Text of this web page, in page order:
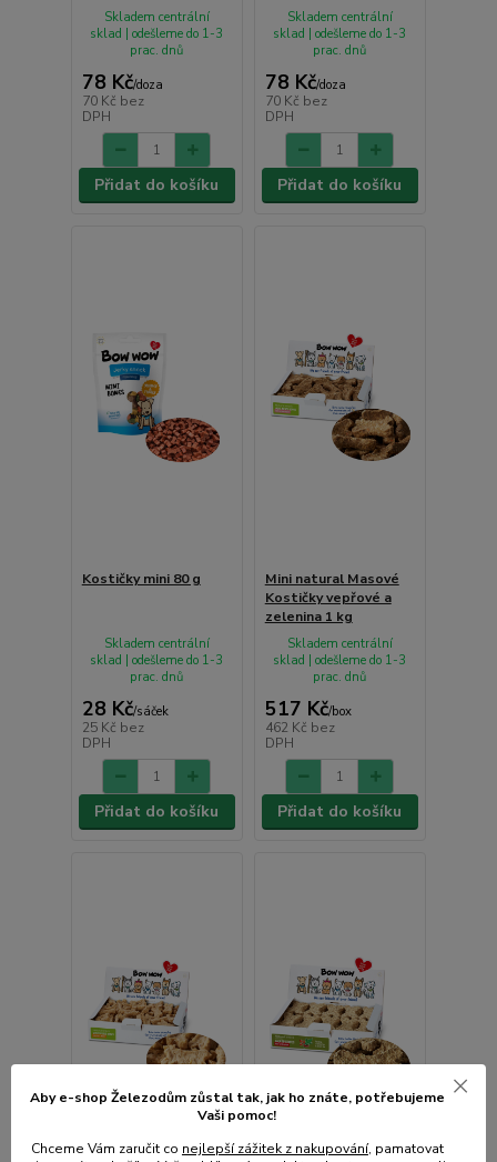
78 Kč/doza
70 Kč bez
DPH
Skladem centrální
sklad | odešleme do 1-3
prac. dnů
Přidat do košíku
78 Kč/doza
70 Kč bez
DPH
Skladem centrální
sklad | odešleme do 1-3
prac. dnů
Přidat do košíku
Kostičky mini 80 g
28 Kč/sáček
25 Kč bez
DPH
Skladem centrální
sklad | odešleme do 1-3
prac. dnů
Přidat do košíku
Mini natural Masové
Kostičky vepřové a
zelenina 1 kg
517 Kč/box
462 Kč bez
DPH
Skladem centrální
sklad | odešleme do 1-3
prac. dnů
Přidat do košíku
Aby e-shop Železodům zůstal tak, jak ho znáte, potřebujeme
Vaši pomoc!
Chceme Vám zaručit co nejlepší zážitek z nakupování, pamatovat